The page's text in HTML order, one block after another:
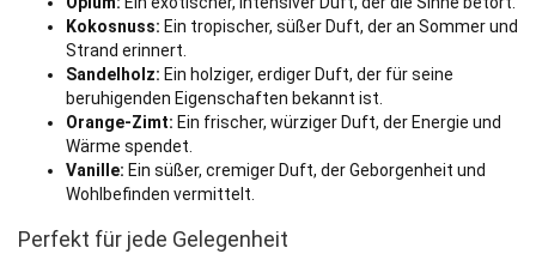
Kokosnuss: Ein tropischer, süßer Duft, der an Sommer und
Strand erinnert.
Sandelholz: Ein holziger, erdiger Duft, der für seine
beruhigenden Eigenschaften bekannt ist.
Orange-Zimt: Ein frischer, würziger Duft, der Energie und
Wärme spendet.
Vanille: Ein süßer, cremiger Duft, der Geborgenheit und
Wohlbefinden vermittelt.
Perfekt für jede Gelegenheit